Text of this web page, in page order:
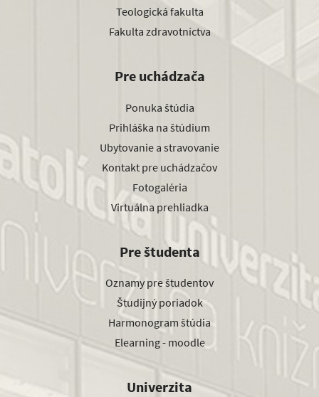
Teologická fakulta
Fakulta zdravotníctva
Pre uchádzača
Ponuka štúdia
Prihláška na štúdium
Ubytovanie a stravovanie
Kontakt pre uchádzačov
Fotogaléria
Virtuálna prehliadka
Pre študenta
Oznamy pre študentov
Študijný poriadok
Harmonogram štúdia
Elearning - moodle
Univerzita